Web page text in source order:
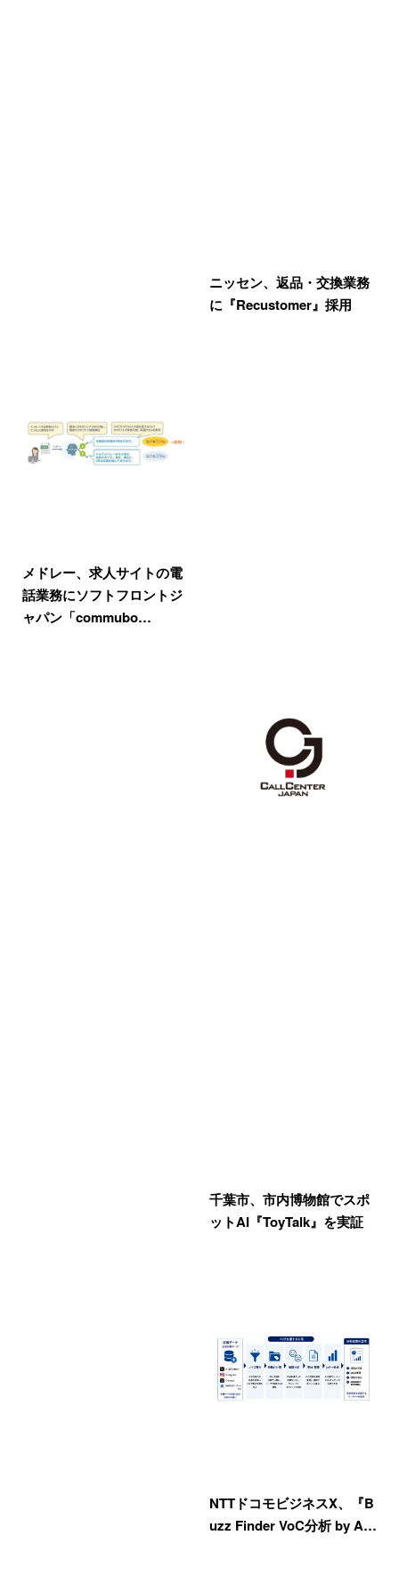
ニッセン、返品・交換業務
に『Recustomer』採用
メドレー、求人サイトの電
話業務にソフトフロントジ
ャパン「commubo…
千葉市、市内博物館でスポ
ットAI『ToyTalk』を実証
NTTドコモビジネスX、『B
uzz Finder VoC分析 by A…